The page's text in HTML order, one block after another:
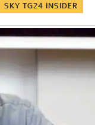
SKY TG24 INSIDER